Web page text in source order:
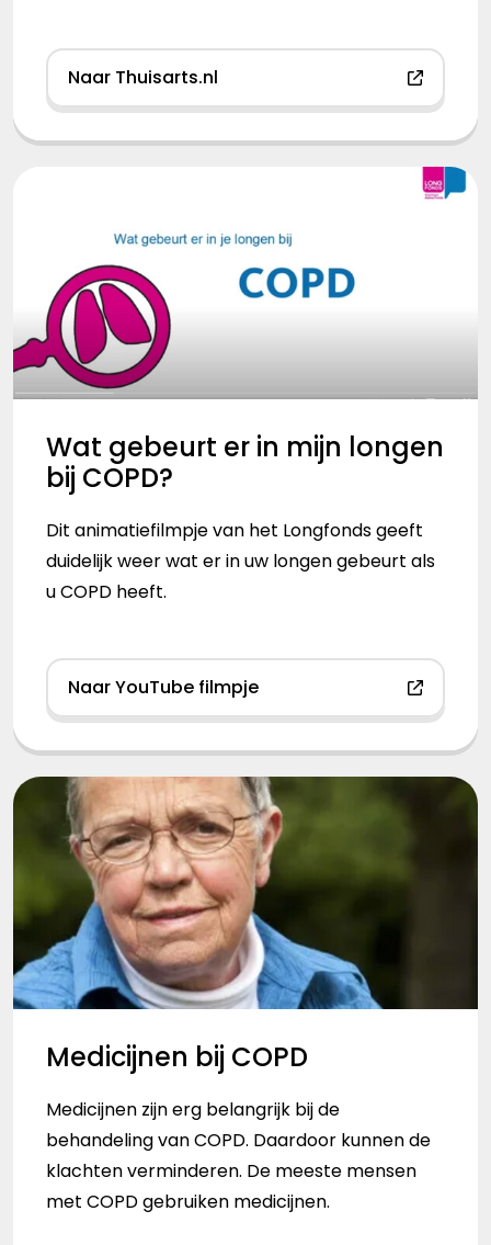
Naar Thuisarts.nl
Wat gebeurt er in mijn longen
bij COPD?
Dit animatiefilmpje van het Longfonds geeft
duidelijk weer wat er in uw longen gebeurt als
u COPD heeft.
Naar YouTube filmpje
Medicijnen bij COPD
Medicijnen zijn erg belangrijk bij de
behandeling van COPD. Daardoor kunnen de
klachten verminderen. De meeste mensen
met COPD gebruiken medicijnen.